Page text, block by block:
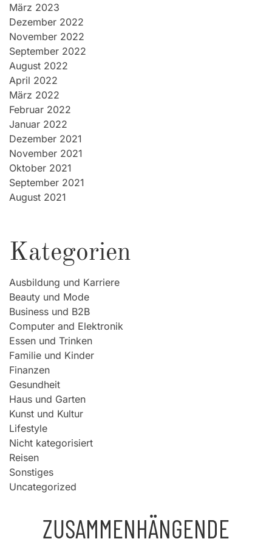
März 2023
Dezember 2022
November 2022
September 2022
August 2022
April 2022
März 2022
Februar 2022
Januar 2022
Dezember 2021
November 2021
Oktober 2021
September 2021
August 2021
Kategorien
Ausbildung und Karriere
Beauty und Mode
Business und B2B
Computer and Elektronik
Essen und Trinken
Familie und Kinder
Finanzen
Gesundheit
Haus und Garten
Kunst und Kultur
Lifestyle
Nicht kategorisiert
Reisen
Sonstiges
Uncategorized
ZUSAMMENHÄNGENDE